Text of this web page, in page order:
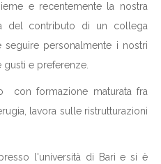
e recentemente la nostra
del contributo di un collega
seguire personalmente i nostri
e preferenze.
con formazione maturata fra
lavora sulle ristrutturazioni
l'università di Bari e si è